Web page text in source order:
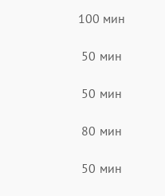
100 мин
50 мин
50 мин
80 мин
50 мин